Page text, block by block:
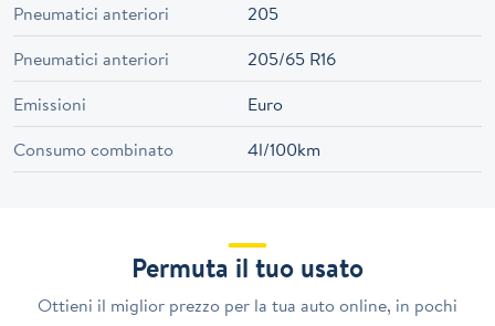
Pneumatici anteriori
205
Pneumatici anteriori
205/65 R16
Emissioni
Euro
Consumo combinato
4l/100km
Permuta il tuo usato
Ottieni il miglior prezzo per la tua auto online, in pochi